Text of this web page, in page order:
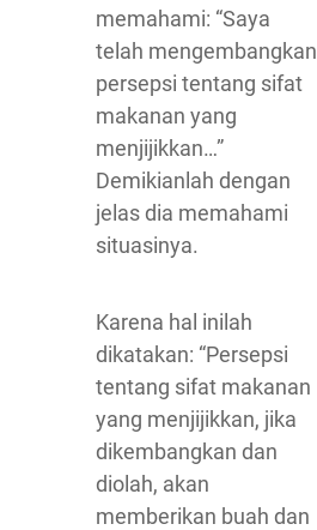
memahami: “Saya
telah mengembangkan
persepsi tentang sifat
makanan yang
menjijikkan…”
Demikianlah dengan
jelas dia memahami
situasinya.
Karena hal inilah
dikatakan: “Persepsi
tentang sifat makanan
yang menjijikkan, jika
dikembangkan dan
diolah, akan
memberikan buah dan